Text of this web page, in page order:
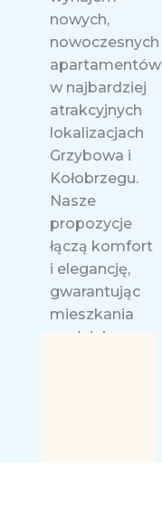
nowych,
nowoczesnych
apartamentów
w najbardziej
atrakcyjnych
lokalizacjach
Grzybowa i
Kołobrzegu.
Nasze
propozycje
łączą komfort
i elegancję,
gwarantując
mieszkania
spełniające